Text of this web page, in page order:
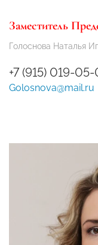
Заместитель
Голоснова Наталья
+7 (915) 019-
Golosnova@mail.ru